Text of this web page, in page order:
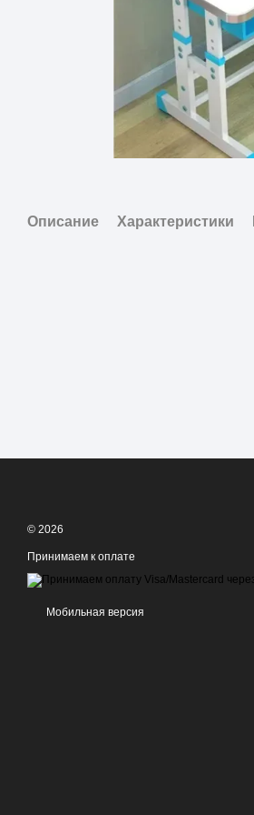
Описание Характеристики
© 2026
Принимаем к оплате
Мобильная версия